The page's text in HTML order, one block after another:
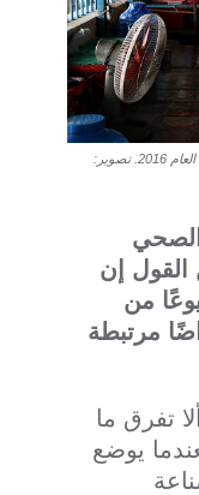
أحد الزنازين في سجن كمبودي في العاصمة بنوم بنه العام 2016. تصوير:
إن
من
مرتبطة
تفرق ما
يوضع